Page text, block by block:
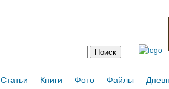
Статьи Книги Фото Файлы